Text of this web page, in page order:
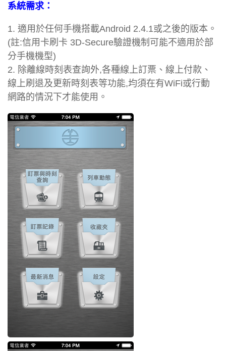
系統需求：
1. 適用於任何手機搭載Android 2.4.1或之後的版本。
(註:信用卡刷卡 3D-Secure驗證機制可能不適用於部
分手機機型)
2. 除離線時刻表查詢外,各種線上訂票、線上付款、
線上刷退及更新時刻表等功能,均須在有WiFi或行動
網路的情況下才能使用。